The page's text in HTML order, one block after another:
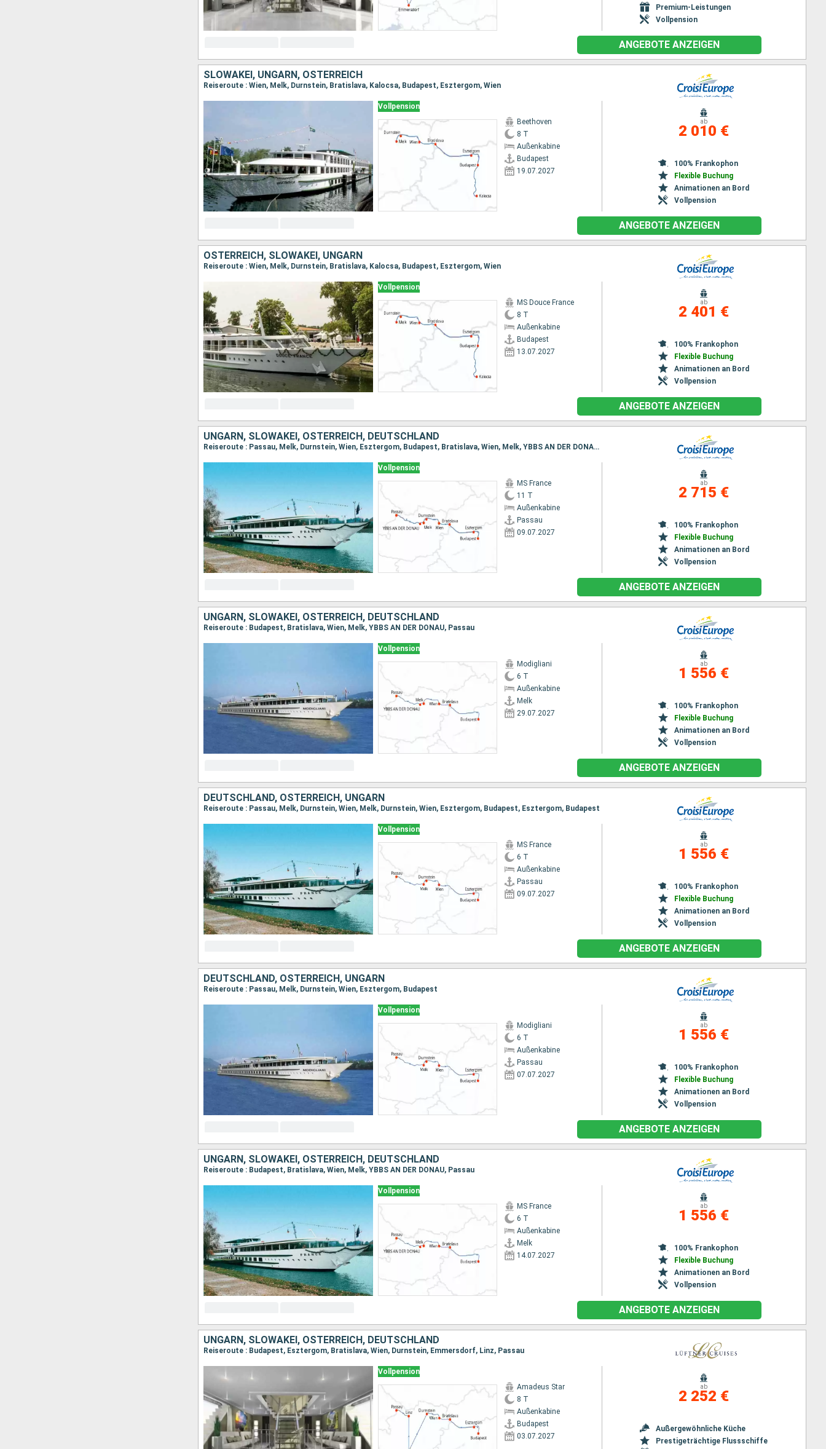
Premium-Leistungen
Vollpension
ANGEBOTE ANZEIGEN
SLOWAKEI, UNGARN, ÖSTERREICH
Reiseroute : Wien, Melk, Durnstein, Bratislava, Kalocsa, Budapest, Esztergom, Wien
Vollpension
Beethoven
8 T
Außenkabine
Budapest
19.07.2027
ab
2 010 €
100% Frankophon
Flexible Buchung
Animationen an Bord
Vollpension
ANGEBOTE ANZEIGEN
ÖSTERREICH, SLOWAKEI, UNGARN
Reiseroute : Wien, Melk, Durnstein, Bratislava, Kalocsa, Budapest, Esztergom, Wien
Vollpension
MS Douce France
8 T
Außenkabine
Budapest
13.07.2027
ab
2 401 €
100% Frankophon
Flexible Buchung
Animationen an Bord
Vollpension
ANGEBOTE ANZEIGEN
UNGARN, SLOWAKEI, ÖSTERREICH, DEUTSCHLAND
Reiseroute : Passau, Melk, Durnstein, Wien, Esztergom, Budapest, Bratislava, Wien, Melk, YBBS AN DER DONAU, Passau
Vollpension
MS France
11 T
Außenkabine
Passau
09.07.2027
ab
2 715 €
100% Frankophon
Flexible Buchung
Animationen an Bord
Vollpension
ANGEBOTE ANZEIGEN
UNGARN, SLOWAKEI, ÖSTERREICH, DEUTSCHLAND
Reiseroute : Budapest, Bratislava, Wien, Melk, YBBS AN DER DONAU, Passau
Vollpension
Modigliani
6 T
Außenkabine
Melk
29.07.2027
ab
1 556 €
100% Frankophon
Flexible Buchung
Animationen an Bord
Vollpension
ANGEBOTE ANZEIGEN
DEUTSCHLAND, ÖSTERREICH, UNGARN
Reiseroute : Passau, Melk, Durnstein, Wien, Melk, Durnstein, Wien, Esztergom, Budapest, Esztergom, Budapest
Vollpension
MS France
6 T
Außenkabine
Passau
09.07.2027
ab
1 556 €
100% Frankophon
Flexible Buchung
Animationen an Bord
Vollpension
ANGEBOTE ANZEIGEN
DEUTSCHLAND, ÖSTERREICH, UNGARN
Reiseroute : Passau, Melk, Durnstein, Wien, Esztergom, Budapest
Vollpension
Modigliani
6 T
Außenkabine
Passau
07.07.2027
ab
1 556 €
100% Frankophon
Flexible Buchung
Animationen an Bord
Vollpension
ANGEBOTE ANZEIGEN
UNGARN, SLOWAKEI, ÖSTERREICH, DEUTSCHLAND
Reiseroute : Budapest, Bratislava, Wien, Melk, YBBS AN DER DONAU, Passau
Vollpension
MS France
6 T
Außenkabine
Melk
14.07.2027
ab
1 556 €
100% Frankophon
Flexible Buchung
Animationen an Bord
Vollpension
ANGEBOTE ANZEIGEN
UNGARN, SLOWAKEI, ÖSTERREICH, DEUTSCHLAND
Reiseroute : Budapest, Esztergom, Bratislava, Wien, Durnstein, Emmersdorf, Linz, Passau
Vollpension
Amadeus Star
8 T
Außenkabine
Budapest
03.07.2027
ab
2 252 €
Außergewöhnliche Küche
Prestigeträchtige Flussschiffe